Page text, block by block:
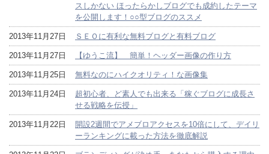
スしかない ほったらかしブログでも成約したテーマ
を公開します！○○型ブログのススメ
2013年11月27日 ＳＥＯに有利な無料ブログと有料ブログ
2013年11月27日 【ゆうこ流】 簡単！ヘッダー画像の作り方
2013年11月25日 無料なのにハイクオリティ！な画像集
2013年11月24日
超初心者、ど素人でも出来る「稼ぐブログに成長さ
せる戦略を伝授」
2013年11月22日
開設2週間でアメブロアクセスを10倍にして、デイリ
ーランキングに載った方法を徹底解説